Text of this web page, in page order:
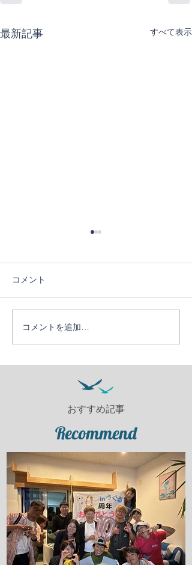
最新記事 すべて表示
４日目！
コメント
コメントを追加…
おすすめ記事
Recommend